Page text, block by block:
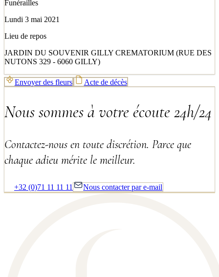
Funérailles
Lundi 3 mai 2021
Lieu de repos
JARDIN DU SOUVENIR GILLY CREMATORIUM (RUE DES
NUTONS 329 - 6060 GILLY)
Envoyer des fleurs Acte de décès
Nous sommes à votre écoute 24h/24
Contactez-nous en toute discrétion. Parce que
chaque adieu mérite le meilleur.
+32 (0)71 11 11 11 Nous contacter par e-mail